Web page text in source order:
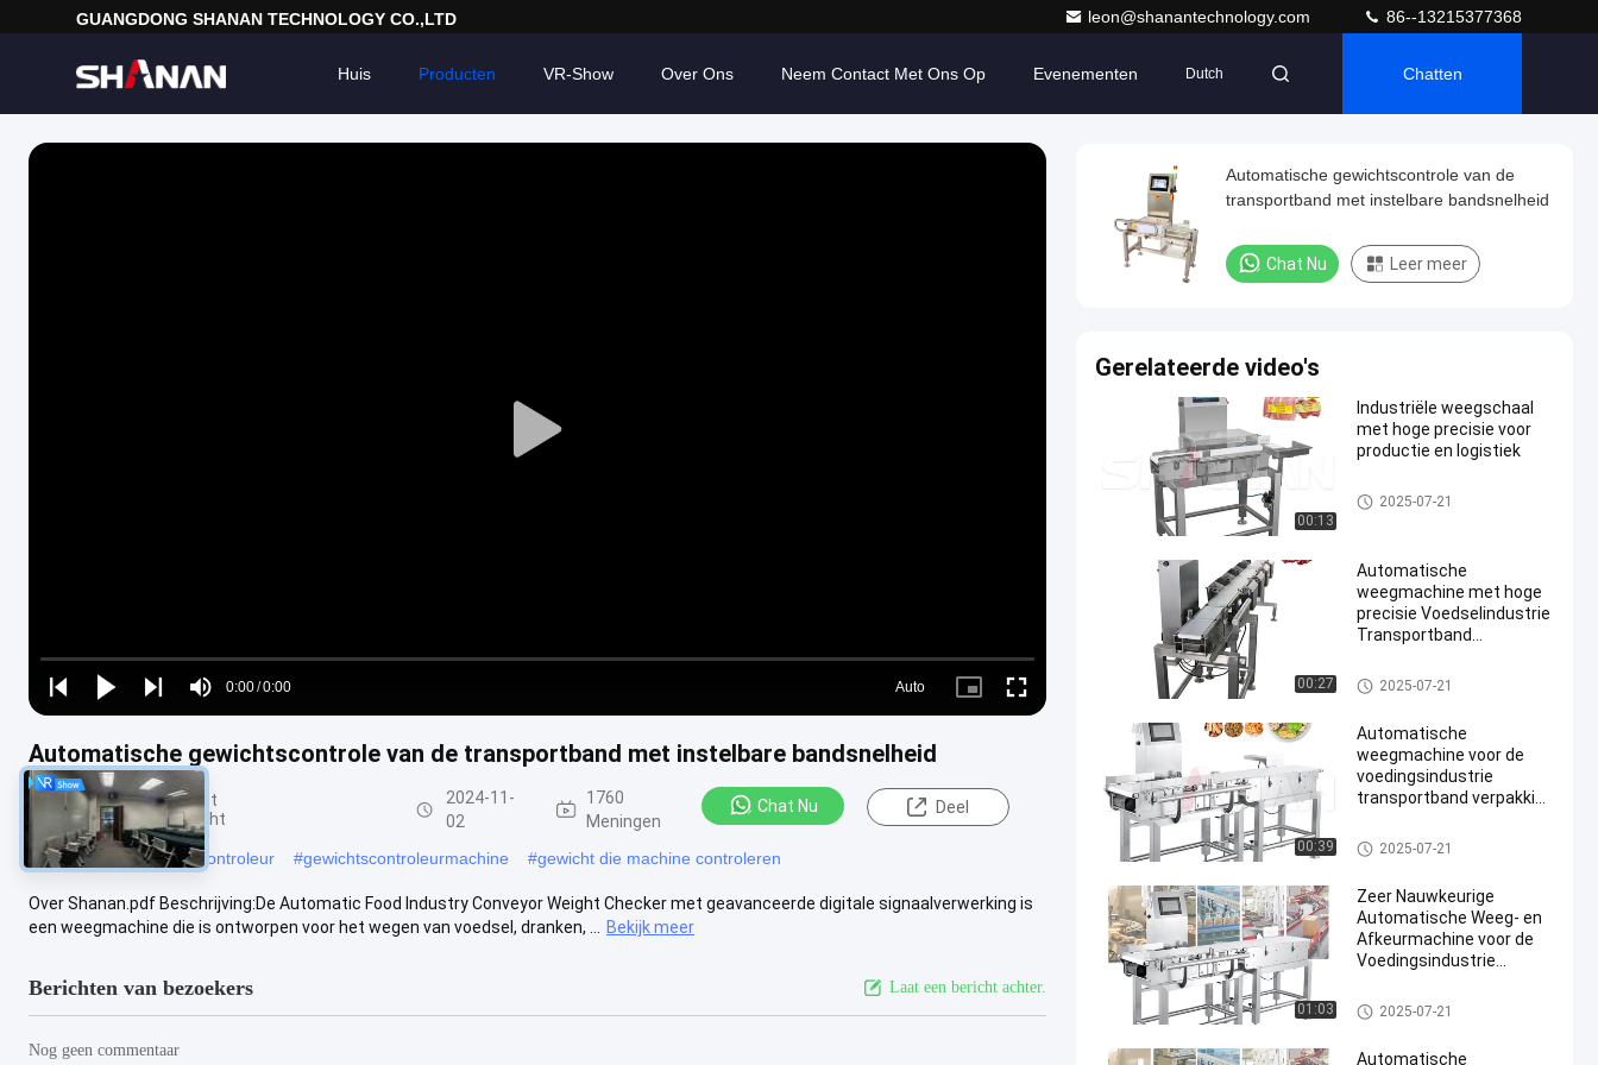
GUANGDONG SHANAN TECHNOLOGY CO.,LTD leon@shanantechnology.com 86--13215377368
Huis Producten VR-Show Over Ons Neem Contact Met Ons Op Evenementen Dutch Chatten
Play
Play
Play
Play
Mute
Time
0:00/0:00
Loaded:
0%
Auto
Picture- Fullscreen
Automatische gewichtscontrole van de transportband met instelbare bandsnelheid
De Controleur van het
transportbandgewicht
2024-11-
02
1760
Meningen
Chat Nu Deel
dynamische gewichtscontroleur #gewichtscontroleurmachine #gewicht die machine controleren
Over Shanan.pdf Beschrijving:De Automatic Food Industry Conveyor Weight Checker met geavanceerde digitale signaalverwerking is
een weegmachine die is ontworpen voor het wegen van voedsel, dranken, ...
Bekijk meer
Berichten van bezoekers Laat een bericht achter.
Nog geen commentaar
Automatische gewichtscontrole van de
transportband met instelbare bandsnelheid
Chat Nu Leer meer
Gerelateerde video's
00:13
Industriële weegschaal
met hoge precisie voor
productie en logistiek
De Controleur van het transpor
tbandgewicht
2025-07-21
00:27
Automatische
weegmachine met hoge
precisie Voedselindustrie
Transportband
Farmaceutische
producten
De Controleur van het transpor
tbandgewicht
2025-07-21
00:39
Automatische
weegmachine voor de
voedingsindustrie
transportband verpakking
gewichtssorteermachine
De Controleur van het transpor
tbandgewicht
2025-07-21
01:03
Zeer Nauwkeurige
Automatische Weeg- en
Afkeurmachine voor de
Voedingsindustrie
Checkweigher 300g-30kg
De Controleur van het transpor
tbandgewicht
2025-07-21
Automatische